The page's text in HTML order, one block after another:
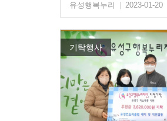
유성행복누리
2023-01-20
기탁행사